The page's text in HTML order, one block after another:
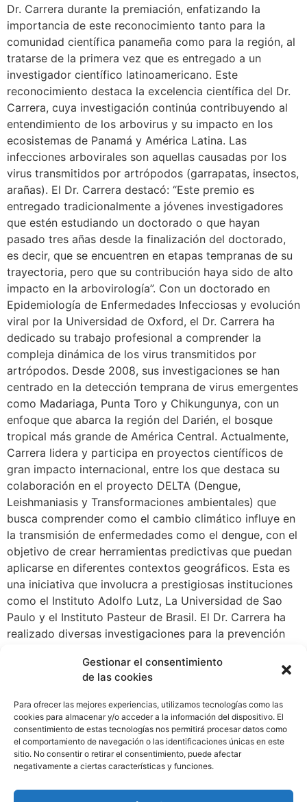
Gestionar el consentimiento
de las cookies
Para ofrecer las mejores experiencias, utilizamos tecnologías como las
cookies para almacenar y/o acceder a la información del dispositivo. El
consentimiento de estas tecnologías nos permitirá procesar datos como
el comportamiento de navegación o las identificaciones únicas en este
sitio. No consentir o retirar el consentimiento, puede afectar
negativamente a ciertas características y funciones.
Dr. Carrera durante la premiación, enfatizando la
importancia de este reconocimiento tanto para la
comunidad científica panameña como para la región, al
tratarse de la primera vez que es entregado a un
investigador científico latinoamericano. Este
reconocimiento destaca la excelencia científica del Dr.
Carrera, cuya investigación continúa contribuyendo al
entendimiento de los arbovirus y su impacto en los
ecosistemas de Panamá y América Latina. Las
infecciones arbovirales son aquellas causadas por los
virus transmitidos por artrópodos (garrapatas, insectos,
arañas). El Dr. Carrera destacó: “Este premio es
entregado tradicionalmente a jóvenes investigadores
que estén estudiando un doctorado o que hayan
pasado tres añas desde la finalización del doctorado,
es decir, que se encuentren en etapas tempranas de su
trayectoria, pero que su contribución haya sido de alto
impacto en la arbovirología”. Con un doctorado en
Epidemiología de Enfermedades Infecciosas y evolución
viral por la Universidad de Oxford, el Dr. Carrera ha
dedicado su trabajo profesional a comprender la
compleja dinámica de los virus transmitidos por
artrópodos. Desde 2008, sus investigaciones se han
centrado en la detección temprana de virus emergentes
como Madariaga, Punta Toro y Chikungunya, con un
enfoque que abarca la región del Darién, el bosque
tropical más grande de América Central. Actualmente,
Carrera lidera y participa en proyectos científicos de
gran impacto internacional, entre los que destaca su
colaboración en el proyecto DELTA (Dengue,
Leishmaniasis y Transformaciones ambientales) que
busca comprender como el cambio climático influye en
la transmisión de enfermedades como el dengue, con el
objetivo de crear herramientas predictivas que puedan
aplicarse en diferentes contextos geográficos. Esta es
una iniciativa que involucra a prestigiosas instituciones
como el Instituto Adolfo Lutz, La Universidad de Sao
Paulo y el Instituto Pasteur de Brasil. El Dr. Carrera ha
realizado diversas investigaciones para la prevención
llevado a cabo tras ganar un total de nueve
convocatorias públicas de Investigación Científica y
Desarrollo Tecnológico de la Senacyt. El investigador
también trabaja en la creación del Centro Carson de
Investigación en Salud y Ecosistemas, concebido como
una plataforma para el impulso de la investigación
multidisciplinaria, cuyo objetivo es transformar las
promover un desarrollo sostenible que beneficie a las